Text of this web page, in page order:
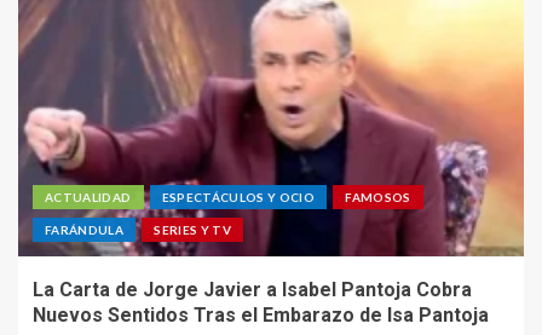
ACTUALIDAD ESPECTÁCULOS Y OCIO FAMOSOS
FARÁNDULA SERIES Y TV
La Carta de Jorge Javier a Isabel Pantoja Cobra
Nuevos Sentidos Tras el Embarazo de Isa Pantoja